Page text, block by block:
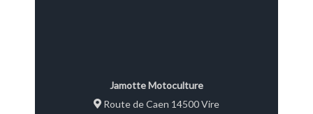
Jamotte Motoculture
Route de Caen 14500 Vire